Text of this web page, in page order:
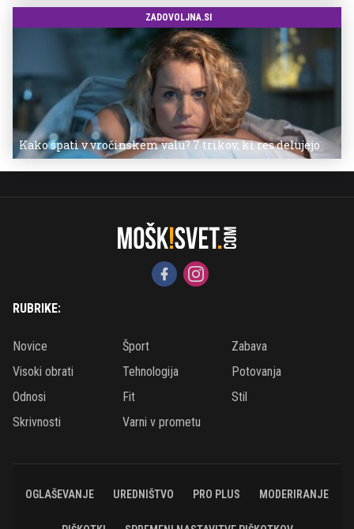
ZADOVOLJNA.SI
Kako spati v vročinskem valu? 7 trikov, ki res delujejo
RUBRIKE:
Novice Šport
Zabava
Visoki obrati
Tehnologija
Potovanja
Odnosi
Fit
Stil
Skrivnosti
Varni v prometu
OGLAŠEVANJE UREDNIŠTVO PRO PLUS MODERIRANJE